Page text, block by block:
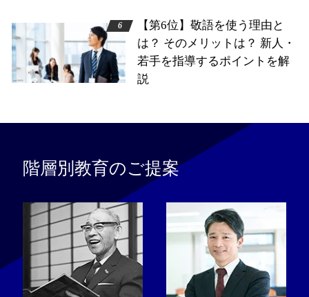
【第6位】敬語を使う理由と
は？ そのメリットは？ 新人・
若手を指導するポイントを解
説
階層別教育のご提案